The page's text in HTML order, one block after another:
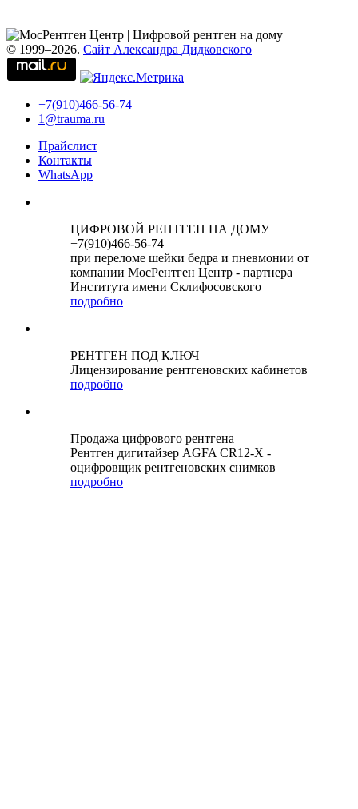
© 1999–2026. Сайт Александра Дидковского
+7(910)466-56-74
1@trauma.ru
Прайслист
Контакты
WhatsApp
ЦИФРОВОЙ РЕНТГЕН НА ДОМУ
+7(910)466-56-74
при переломе шейки бедра и пневмонии от
компании МосРентген Центр - партнера
Института имени Склифосовского
подробно
РЕНТГЕН ПОД КЛЮЧ
Лицензирование рентгеновских кабинетов
подробно
Продажа цифрового рентгена
Рентген дигитайзер AGFA CR12-X -
оцифровщик рентгеновских снимков
подробно